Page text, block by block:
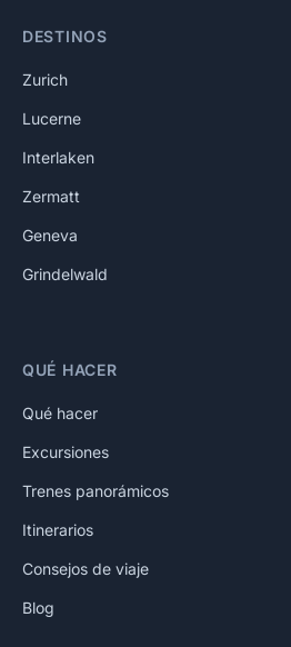
DESTINOS
Zurich
Lucerne
Interlaken
Zermatt
Geneva
Grindelwald
QUÉ HACER
Qué hacer
Excursiones
Trenes panorámicos
Itinerarios
Consejos de viaje
Blog